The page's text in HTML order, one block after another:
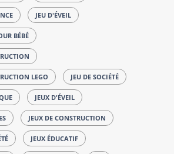
JEU D'ÉVEIL
BÉBÉ
LEGO JEU DE SOCIÉTÉ
JEUX D'ÉVEIL
JEUX DE CONSTRUCTION
JEUX ÉDUCATIF